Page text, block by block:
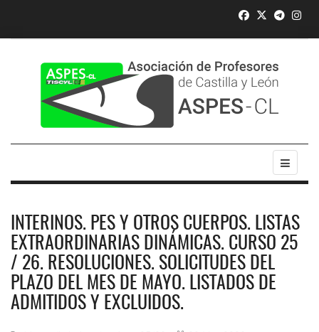
INTERINOS. PES Y OTROS CUERPOS. LISTAS
EXTRAORDINARIAS DINÁMICAS. CURSO 25
/ 26. RESOLUCIONES. SOLICITUDES DEL
PLAZO DEL MES DE MAYO. LISTADOS DE
ADMITIDOS Y EXCLUIDOS.